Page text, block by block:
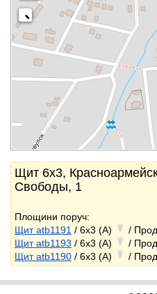
Щит 6x3,
Свободы, 1
Площини поруч:
Щит atb1191 / 6x3 (A)
/
Щит atb1193 / 6x3 (A)
/
Щит atb1190 / 6x3 (A) /